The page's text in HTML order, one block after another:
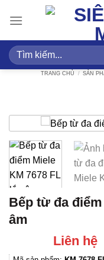
qua
dung
Tìm
kiếm:
TRANG CHỦ / SẢN
Bếp từ đa
âm
Liên hệ